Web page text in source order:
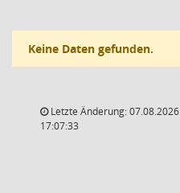
Keine Daten gefunden.
Letzte Änderung: 07.08.2026
17:07:33